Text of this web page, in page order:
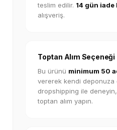
teslim edilir. 14 gün iade
alışveriş.
Toptan Alım Seçeneği
Bu ürünü minimum 50
vererek kendi deponuza
dropshipping ile
toptan alım yapın.